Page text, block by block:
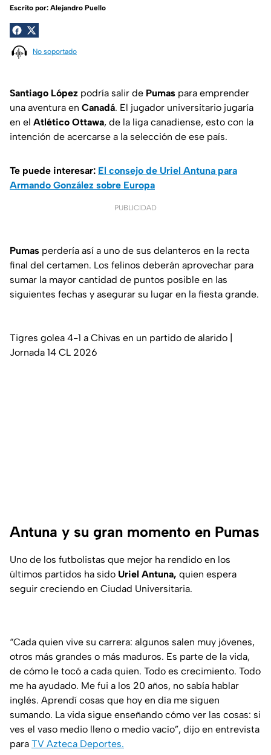
Escrito por: Alejandro Puello
No soportado
Santiago López podría salir de Pumas para emprender
una aventura en Canadá. El jugador universitario jugaría
en el Atlético Ottawa, de la liga canadiense, esto con la
intención de acercarse a la selección de ese país.
Te puede interesar: El consejo de Uriel Antuna para
Armando González sobre Europa
PUBLICIDAD
Pumas perdería así a uno de sus delanteros en la recta
final del certamen. Los felinos deberán aprovechar para
sumar la mayor cantidad de puntos posible en las
siguientes fechas y asegurar su lugar en la fiesta grande.
Tigres golea 4-1 a Chivas en un partido de alarido |
Jornada 14 CL 2026
Antuna y su gran momento en Pumas
Uno de los futbolistas que mejor ha rendido en los
últimos partidos ha sido Uriel Antuna, quien espera
seguir creciendo en Ciudad Universitaria.
“Cada quien vive su carrera: algunos salen muy jóvenes,
otros más grandes o más maduros. Es parte de la vida,
de cómo le tocó a cada quien. Todo es crecimiento. Todo
me ha ayudado. Me fui a los 20 años, no sabía hablar
inglés. Aprendí cosas que hoy en día me siguen
sumando. La vida sigue enseñando cómo ver las cosas: si
ves el vaso medio lleno o medio vacío”, dijo en entrevista
para TV Azteca Deportes.